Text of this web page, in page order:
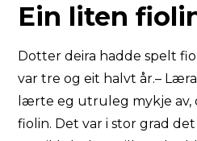
Ein liten
Dotter deira hadde spelt
var tre og eit halvt år.–
lærte eg utruleg mykje av,
fiolin. Det var i stor grad